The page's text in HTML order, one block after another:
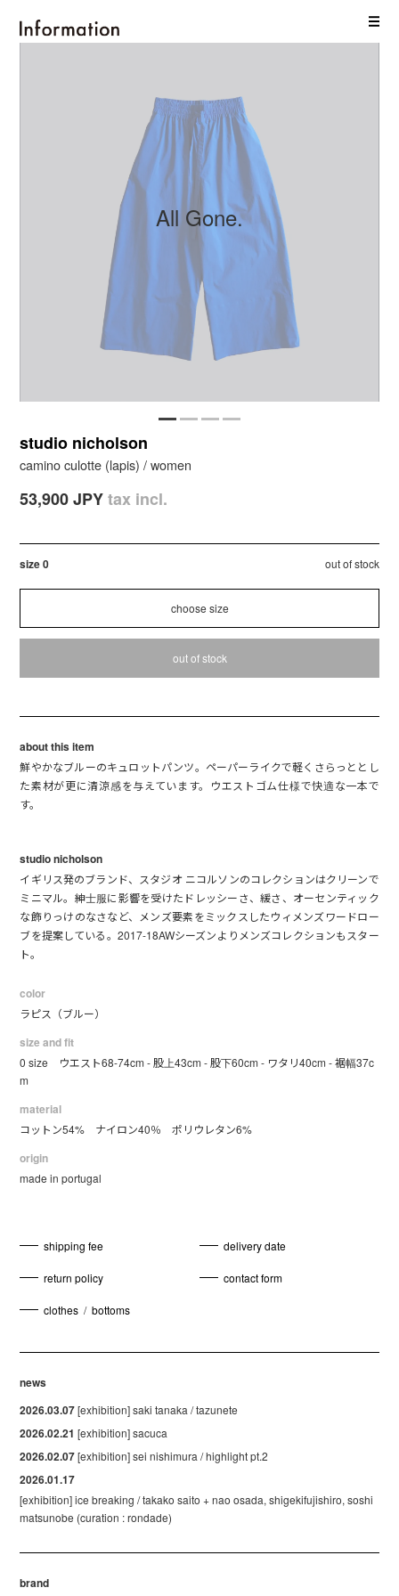
studio nicholson
camino culotte (lapis) / women
53,900 JPYtax incl.
size 0 out of stock
out of stock
about this item
鮮やかなブルーのキュロットパンツ。ペーパーライクで軽くさらっととし
た素材が更に清涼感を与えています。ウエストゴム仕様で快適な一本で
す。
studio nicholson
イギリス発のブランド、スタジオ ニコルソンのコレクションはクリーンで
ミニマル。紳士服に影響を受けたドレッシーさ、緩さ、オーセンティック
な飾りっけのなさなど、メンズ要素をミックスしたウィメンズワードロー
ブを提案している。2017-18AWシーズンよりメンズコレクションもスター
ト。
color
ラピス（ブルー）
size and fit
0 size ウエスト68-74cm - 股上43cm - 股下60cm - ワタリ40cm - 裾幅37c
m
material
コットン54% ナイロン40％ ポリウレタン6%
origin
made in portugal
shipping fee delivery date
return policy contact form
clothes / bottoms
news
2026.03.07[exhibition] saki tanaka / tazunete
2026.02.21 [exhibition] sacuca
2026.02.07[exhibition] sei nishimura / highlight pt.2
2026.01.17
[exhibition] ice breaking / takako saito + nao osada, shigekifujishiro, soshi
matsunobe (curation : rondade)
brand